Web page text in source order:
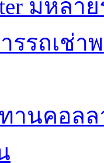
มีหลา
รรถเช่
านคอลล